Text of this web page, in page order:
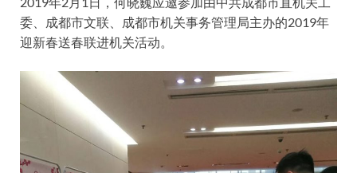
委、成都市文联、成都市机关事务管理局主办的2019年
迎新春送春联进机关活动。